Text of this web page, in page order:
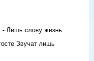
- Лишь слову жизнь
Звучат лишь